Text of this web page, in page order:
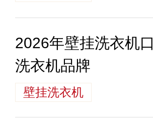
2026年壁挂洗衣机
洗衣机品牌
壁挂洗衣机